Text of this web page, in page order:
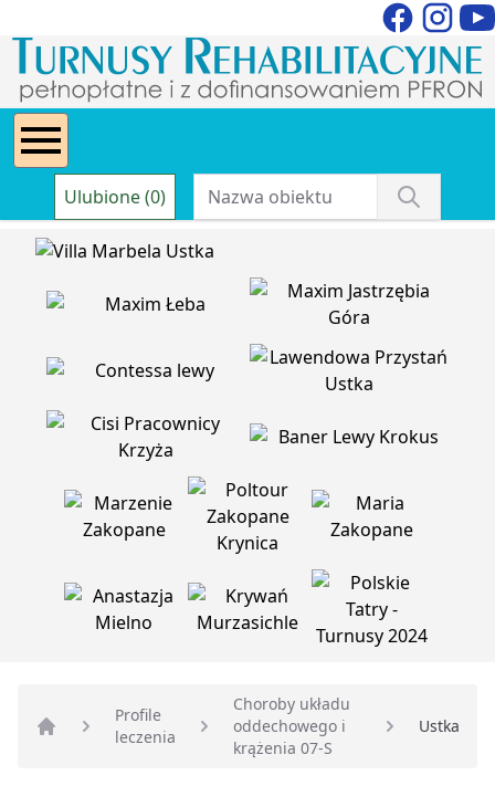
Ulubione (0)
Strona główna
Profile
leczenia
Choroby układu
oddechowego i
krążenia 07-S
Ustka